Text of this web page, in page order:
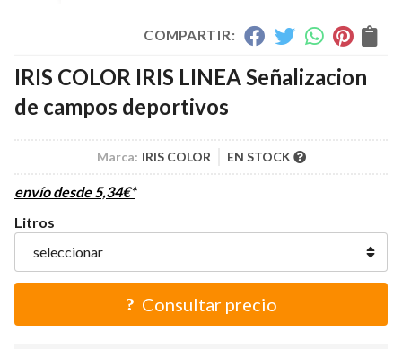
COMPARTIR:
IRIS COLOR IRIS LINEA Señalizacion
de campos deportivos
Marca: IRIS COLOR EN STOCK
envío desde5,34€*
Litros
Consultar precio